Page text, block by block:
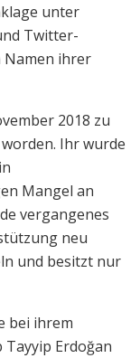
unter
Twitter-
Namen ihrer
2018 zu
Ihr wurde
Mangel an
vergangenes
neu
und besitzt nur
bei ihrem
Tayyip Erdoğan